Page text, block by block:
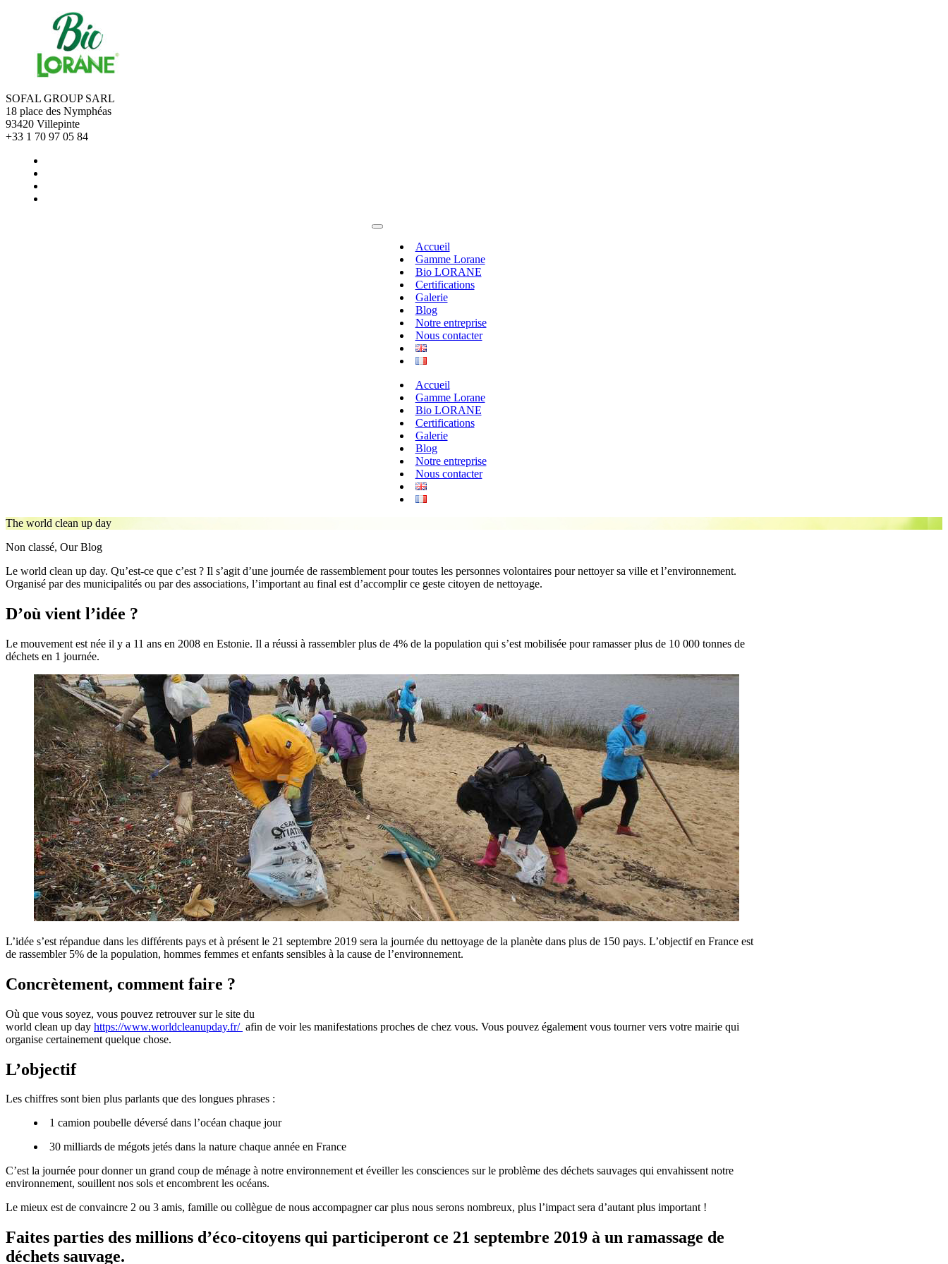
SOFAL GROUP SARL
18 place des Nymphéas
93420 Villepinte
+33 1 70 97 05 84
Accueil
Gamme Lorane
Bio LORANE
Certifications
Galerie
Blog
Notre entreprise
Nous contacter
Accueil
Gamme Lorane
Bio LORANE
Certifications
Galerie
Blog
Notre entreprise
Nous contacter
The world clean up day
Non classé, Our Blog
Le world clean up day. Qu’est-ce que c’est ? Il s’agit d’une journée de rassemblement pour toutes les personnes volontaires pour nettoyer sa ville et l’environnement.
Organisé par des municipalités ou par des associations, l’important au final est d’accomplir ce geste citoyen de nettoyage.
D’où vient l’idée ?
Le mouvement est née il y a 11 ans en 2008 en Estonie. Il a réussi à rassembler plus de 4% de la population qui s’est mobilisée pour ramasser plus de 10 000 tonnes de
déchets en 1 journée.
L’idée s’est répandue dans les différents pays et à présent le 21 septembre 2019 sera la journée du nettoyage de la planète dans plus de 150 pays. L’objectif en France est
de rassembler 5% de la population, hommes femmes et enfants sensibles à la cause de l’environnement.
Concrètement, comment faire ?
Où que vous soyez, vous pouvez retrouver sur le site du
world clean up day https://www.worldcleanupday.fr/ afin de voir les manifestations proches de chez vous. Vous pouvez également vous tourner vers votre mairie qui
organise certainement quelque chose.
L’objectif
Les chiffres sont bien plus parlants que des longues phrases :
1 camion poubelle déversé dans l’océan chaque jour
30 milliards de mégots jetés dans la nature chaque année en France
C’est la journée pour donner un grand coup de ménage à notre environnement et éveiller les consciences sur le problème des déchets sauvages qui envahissent notre
environnement, souillent nos sols et encombrent les océans.
Le mieux est de convaincre 2 ou 3 amis, famille ou collègue de nous accompagner car plus nous serons nombreux, plus l’impact sera d’autant plus important !
Faites parties des millions d’éco-citoyens qui participeront ce 21 septembre 2019 à un ramassage de
déchets sauvage.